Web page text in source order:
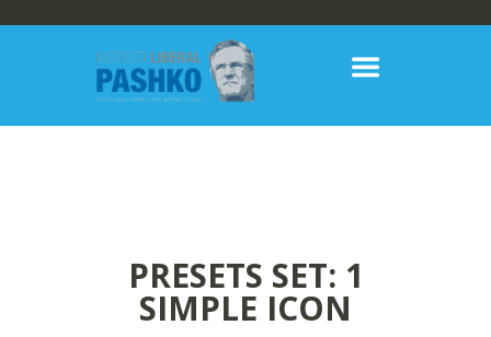
PRESETS SET: 1
SIMPLE ICON